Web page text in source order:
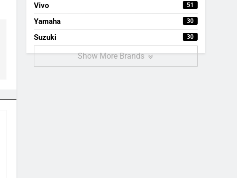
Vivo 51
Yamaha 30
Suzuki 30
Show More Brands